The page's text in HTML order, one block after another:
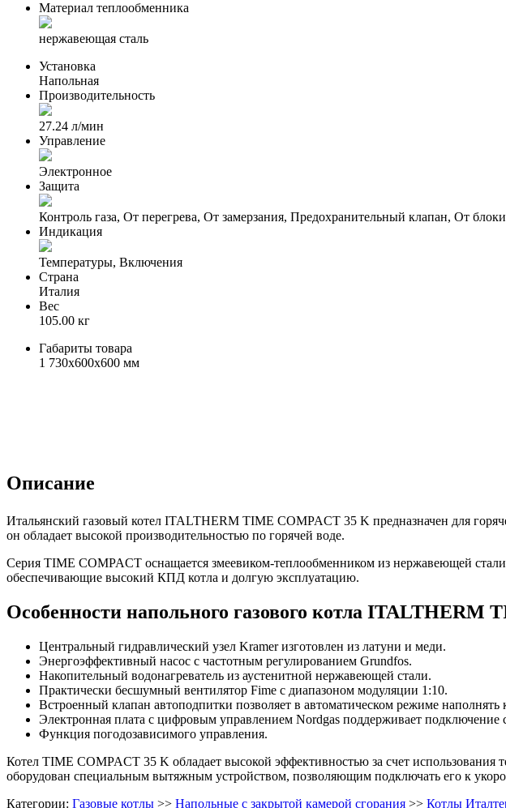
Материал теплообменника
нержавеющая сталь
Установка
Напольная
Производительность
27.24 л/мин
Управление
Электронное
Защита
Контроль газа, От перегрева, От замерзания, Предохранительный клапан, От
Индикация
Температуры, Включения
Страна
Италия
Вес
105.00 кг
Габариты товара
1 730x600x600 мм
Описание
Итальянский газовый котел ITALTHERM TIME COMPACT 35 K предназначен для
он обладает высокой производительностью по горячей воде.
Серия TIME COMPACT оснащается змеевиком-теплообменником из нержавеющей
обеспечивающие высокий КПД котла и долгую эксплуатацию.
Особенности напольного газового котла ITALTHERM
Центральный гидравлический узел Kramer изготовлен из латуни и меди.
Энергоэффективный насос с частотным регулированием Grundfos.
Накопительный водонагреватель из аустенитной нержавеющей стали.
Практически бесшумный вентилятор Fime с диапазоном модуляции 1:10.
Встроенный клапан автоподпитки позволяет в автоматическом режиме
Электронная плата с цифровым управлением Nordgas поддерживает подключение
Функция погодозависимого управления.
Котел TIME COMPACT 35 K обладает высокой эффективностью за счет использования
оборудован специальным вытяжным устройством, позволяющим подключать его к
Категории: Газовые котлы >> Напольные с закрытой камерой сгорания >> Котлы